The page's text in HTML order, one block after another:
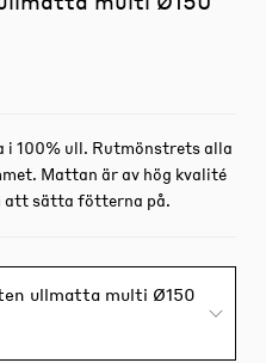
100% ull. Rutmönstrets alla
Mattan är av hög kvalité
att sätta fötterna på.
ullmatta multi Ø150